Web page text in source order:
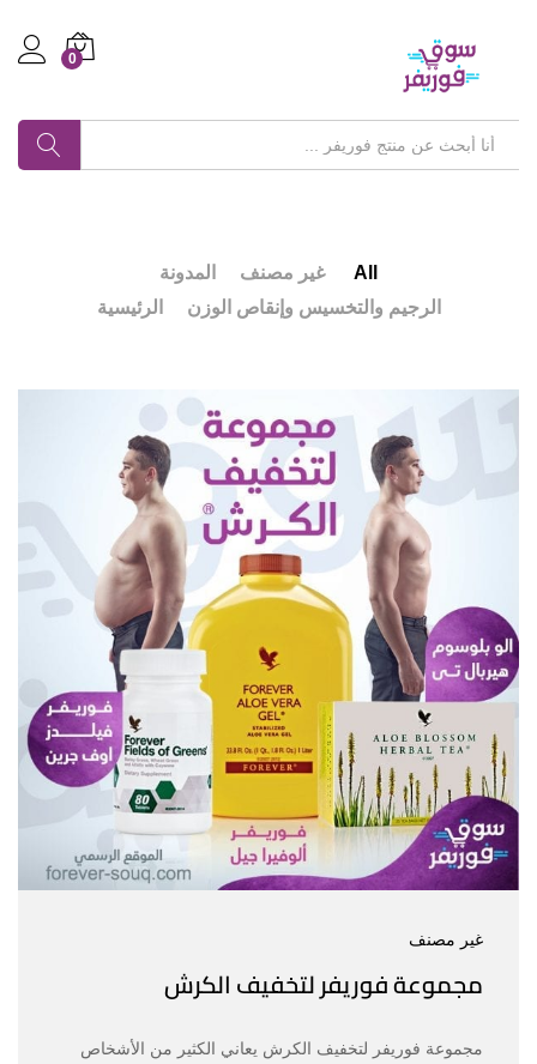
0
All غير مصنف
المدونة
الرجيم والتخسيس وإنقاص الوزن
الرئيسية
غير مصنف
مجموعة فوريفر لتخفيف الكرش
مجموعة فوريفر لتخفيف الكرش يعاني الكثير من الأشخاص